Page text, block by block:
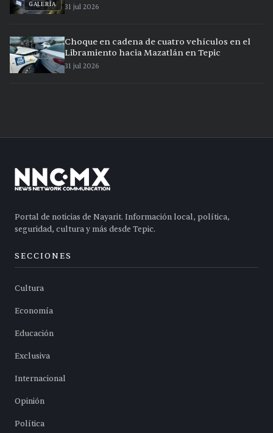
GALERÍA 31 jul 2026
Choque en cadena de cuatro vehículos en el
Libramiento hacia Mazatlán en Tepic
31 jul 2026
Portal de noticias de Nayarit. Información local, política,
seguridad, cultura y más desde Tepic.
SECCIONES
Cultura
Economía
Educación
Exclusiva
Internacional
Opinión
Política